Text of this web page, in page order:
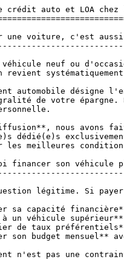
anticiper ses dépenses mensuelles et adapter son engagement à sa situation personnelle.

Chez **SN Diffusion**, nous avons fait de l'accompagnement financier un pilier de notre service client. Parce que chaque profil est unique, **nos Finance Managers — des expert(e)s dédié(e)s exclusivement au financement automobile — analysent votre situation et négocient directement avec les principaux organismes de crédit** pour vous obtenir les meilleures conditions du marché. Vous n'avez qu'un interlocuteur, une démarche simplifiée, et une offre taillée pour vous.

     Pourquoi financer son véhicule plutôt que de payer comptant ? 
---------------------------------------------------------------

C'est une question légitime. Si payer comptant évite les intérêts, le financement présente des avantages concrets qui méritent d'être pesés :

- **Conserver sa capacité financière** pour d'autres projets (travaux, épargne, imprévus).
- **Accéder à un véhicule supérieur** sans compromis sur la qualité ou les équipements.
- **Bénéficier de taux préférentiels** négociés par nos experts, parfois inférieurs au coût d'opportunité de votre épargne.
- **Maîtriser son budget mensuel** avec des mensualités fixes et prévisibles.

Le financement n'est pas une contrainte — c'est un levier. Et bien utilisé, il peut s'avérer plus intelligent qu'un règlement immédiat.

    Crédit

Être propriétaire

  LOA

Garder le choix

  LLD

Tout compris

Nos partenaires financiers
--------------------------

  ### Vos coordonnées

   Nom \*   

   Prénom \*   

   Code postal   

    Agence concernée \*   Sélectionnez une agence  SN Diffusion Albi SN Diffusion Castres SN Diffusion Montauban SN Diffusion Cahors SN Diffusion